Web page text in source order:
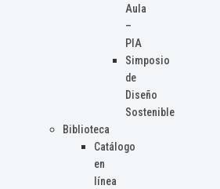
Aula
–
PIA
Simposio
de
Diseño
Sostenible
Biblioteca
Catálogo
en
línea